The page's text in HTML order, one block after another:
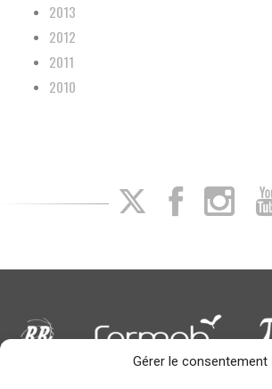
Gérer le consentement
2013
2012
2011
2010